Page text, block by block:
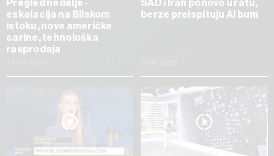
Pregled nedelje -
eskalacija na Bliskom
istoku, nove američke
carine, tehnološka
rasprodaja
SAD i Iran ponovo u ratu,
berze preispituju AI bum